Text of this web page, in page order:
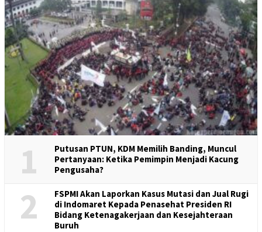
1
Putusan PTUN, KDM Memilih Banding, Muncul
Pertanyaan: Ketika Pemimpin Menjadi Kacung
Pengusaha?
2
FSPMI Akan Laporkan Kasus Mutasi dan Jual Rugi
di Indomaret Kepada Penasehat Presiden RI
Bidang Ketenagakerjaan dan Kesejahteraan
Buruh